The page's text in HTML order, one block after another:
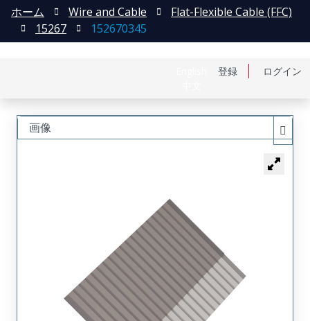
登録 ログイン
ホーム Wire and Cable
Flat-Flexible Cable (FFC)
15267
152670345
画像